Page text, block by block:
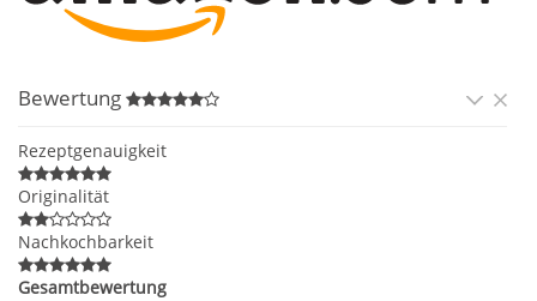
Bewertung
Rezeptgenauigkeit
Originalität
Nachkochbarkeit
Gesamtbewertung